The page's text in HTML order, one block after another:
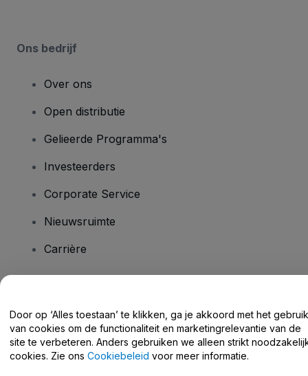
Ons bedrijf
Over ons
Open distributie
Gelieerde Programma's
Investeerders
Corporate Service
Nieuwsruimte
Carrière
Helpcentrum / Neem Contact Met Ons Op
Door op ‘Alles toestaan’ te klikken, ga je akkoord met het gebruik
van cookies om de functionaliteit en marketingrelevantie van de
site te verbeteren. Anders gebruiken we alleen strikt
cookies. Zie ons Cookiebeleid voor meer informatie.